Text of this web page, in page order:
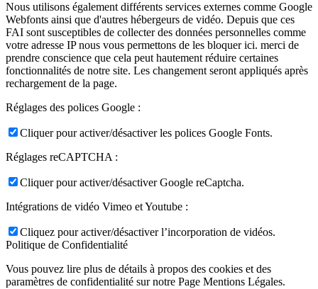
Nous utilisons également différents services externes comme Google
Webfonts ainsi que d'autres hébergeurs de vidéo. Depuis que ces
FAI sont susceptibles de collecter des données personnelles comme
votre adresse IP nous vous permettons de les bloquer ici. merci de
prendre conscience que cela peut hautement réduire certaines
fonctionnalités de notre site. Les changement seront appliqués après
rechargement de la page.
Réglages des polices Google :
Cliquer pour activer/désactiver les polices Google Fonts.
Réglages reCAPTCHA :
Cliquer pour activer/désactiver Google reCaptcha.
Intégrations de vidéo Vimeo et Youtube :
Cliquez pour activer/désactiver l’incorporation de vidéos.
Politique de Confidentialité
Vous pouvez lire plus de détails à propos des cookies et des
paramètres de confidentialité sur notre Page Mentions Légales.